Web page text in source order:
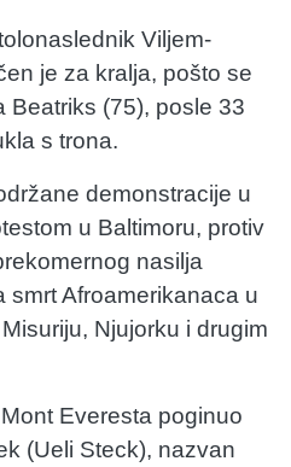
Viljem-
je za kralja, pošto se
Beatriks (75), posle 33
s trona.
demonstracije u
u Baltimoru, protiv
nasilja
smrt Afroamerikanaca u
Njujorku i drugim
Everesta poginuo
(Ueli Steck), nazvan